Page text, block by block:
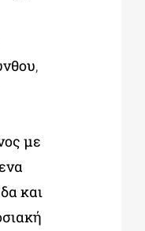
,
με
και